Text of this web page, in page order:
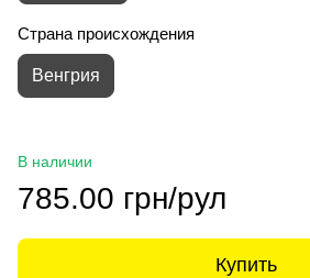
Страна происхождения
Венгрия
В наличии
785.00 грн/рул
Купить